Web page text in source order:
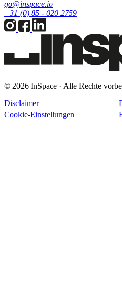
go@inspace.io
+31 (0) 85 - 020 2759
© 2026 InSpace · Alle Rechte
Disclaimer
Cookie-Einstellungen